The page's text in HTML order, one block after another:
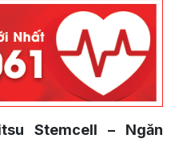
Stemcell – Ngăn